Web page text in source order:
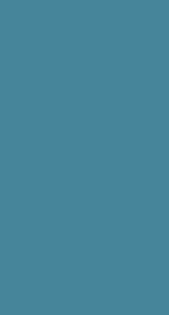
La Fondation Franco-
fondation reconnue
du Premier Ministre du 23
organisme privé, sans
français, qui a pour
relations culturelles et
Ses ressources
dotation initiale de trois
environ 20 millions d’euros à
France par la Fondation
Fondation de
Construction Navale). Des